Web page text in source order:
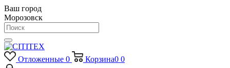
Ваш город
Морозовск
Отложенные 0 Корзина0 0